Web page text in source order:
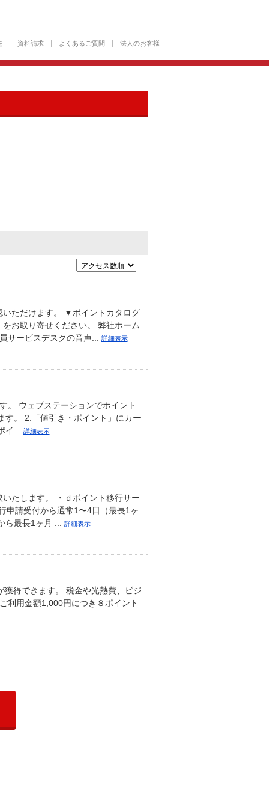
資料請求 よくあるご質問 法人のお客様
いただけます。 ▼ポイントカタログ
お取り寄せください。 弊社ホーム
サービスデスクの音声...
詳細表示
。 ウェブステーションでポイント
す。 2.「値引き・ポイント」にカー
イ...
詳細表示
たします。 ・ｄポイント移行サー
請受付から通常1〜4日（最長1ヶ
ら最長1ヶ月 ...
詳細表示
得できます。 税金や光熱費、ビジ
利用金額1,000円につき８ポイント